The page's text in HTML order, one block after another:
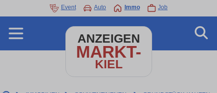
Event Auto Immo Job
ANZEIGEN
MARKT-
KIEL